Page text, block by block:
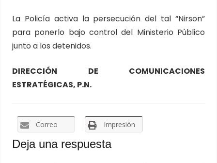
La Policía activa la persecución del tal “Nirson”
para ponerlo bajo control del Ministerio Público
junto a los detenidos.
DIRECCIÓN DE COMUNICACIONES
ESTRATÉGICAS, P.N.
Correo Impresión
Deja una respuesta